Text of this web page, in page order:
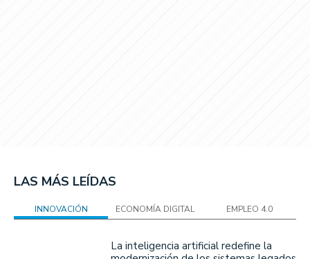
LAS MÁS LEÍDAS
INNOVACIÓN ECONOMÍA DIGITAL EMPLEO 4.0
La inteligencia artificial redefine la